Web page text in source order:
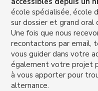
école spécialisée, école
sur dossier et grand oral
Une fois que nous
recontactons par email,
vous guider dans votre
également votre projet
à vous apporter pour
alternance.